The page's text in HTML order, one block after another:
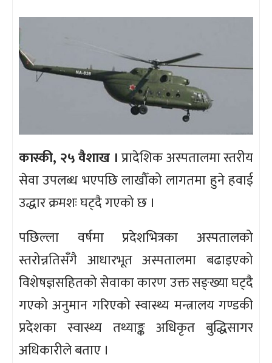
कास्की, २५ वैशाख ।प्रादेशिक अस्पतालमा स्तरीय
सेवा उपलब्ध भएपछि लाखौँको लागतमा हुने हवाई
उद्धार क्रमशः घट्दै गएको छ ।
पछिल्ला वर्षमा प्रदेशभित्रका अस्पतालको
स्तरोन्नतिसँगै आधारभूत अस्पतालमा बढाइएको
विशेषज्ञसहितको सेवाका कारण उक्त सङ्ख्या घट्दै
गएको अनुमान गरिएको स्वास्थ्य मन्त्रालय गण्डकी
प्रदेशका स्वास्थ्य तथ्याङ्क अधिकृत बुद्धिसागर
अधिकारीले बताए ।